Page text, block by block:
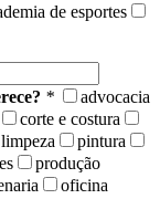
de esportes
*
advocacia
corte e costura
limpeza
pintura
produção
oficina